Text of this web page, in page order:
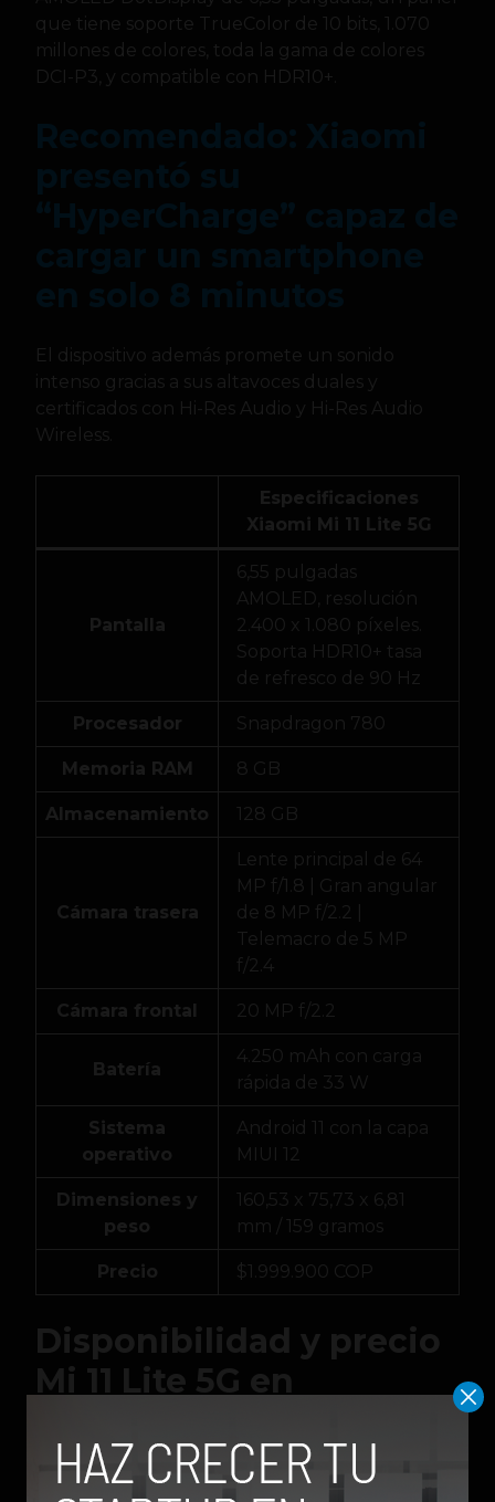
que tiene soporte TrueColor de 10 bits, 1.070
millones de colores, toda la gama de colores
DCI-P3, y compatible con HDR10+.
El dispositivo además promete un sonido
intenso gracias a sus altavoces duales y
certificados con Hi-Res Audio y Hi-Res Audio
Wireless.
Especificaciones
Xiaomi Mi 11 Lite 5G
Pantalla
6,55 pulgadas
AMOLED, resolución
2.400 x 1.080 píxeles.
Soporta HDR10+ tasa
de refresco de 90 Hz
Procesador Snapdragon 780
Memoria RAM 8 GB
Almacenamiento 128 GB
Cámara trasera
Lente principal de 64
MP f/1.8 | Gran angular
de 8 MP f/2.2 |
Telemacro de 5 MP
f/2.4
Cámara frontal 20 MP f/2.2
Batería
4.250 mAh con carga
rápida de 33 W
Sistema
operativo
Android 11 con la capa
MIUI 12
Dimensiones y
peso
160,53 x 75,73 x 6,81
mm / 159 gramos
Precio $1.999.900 COP
Disponibilidad y precio
Mi 11 Lite 5G en
El nuevo Xiaomi Mi 11 Lite 5G ya está disponible a